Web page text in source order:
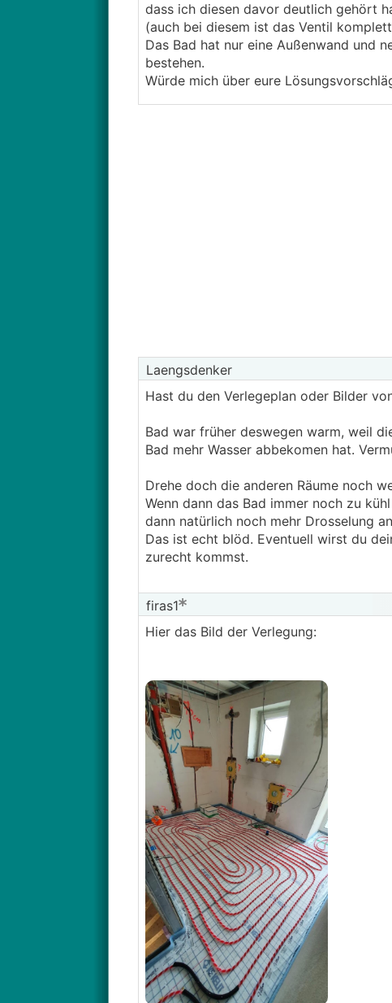
dass ich diesen davor deutlich gehört
(auch bei diesem ist das Ventil
Das Bad hat nur eine Außenwand und
bestehen.
Würde mich über eure
Laengsdenker
Hast du den Verlegeplan oder Bilder
Bad war früher deswegen warm, weil
Bad mehr Wasser abbekomen hat.
Drehe doch die anderen Räume noch
Wenn dann das Bad immer noch zu
dann natürlich noch mehr Drosselung
Das ist echt blöd. Eventuell wirst du
zurecht kommst.
firas1
Hier das Bild der Verlegung: